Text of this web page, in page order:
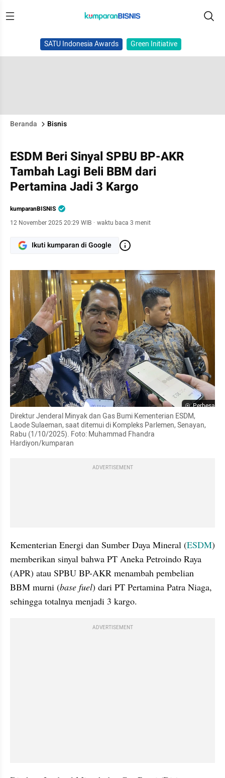
SATU Indonesia Awards Green Initiative
Beranda Bisnis
ESDM Beri Sinyal SPBU BP-AKR
Tambah Lagi Beli BBM dari
Pertamina Jadi 3 Kargo
kumparanBISNIS
12 November 2025 20:29 WIB · waktu baca 3 menit
Ikuti kumparan di Google
Perbesar
Direktur Jenderal Minyak dan Gas Bumi Kementerian ESDM,
Laode Sulaeman, saat ditemui di Kompleks Parlemen, Senayan,
Rabu (1/10/2025). Foto: Muhammad Fhandra
Hardiyon/kumparan
ADVERTISEMENT
Kementerian Energi dan Sumber Daya Mineral (ESDM)
memberikan sinyal bahwa PT Aneka Petroindo Raya
(APR) atau SPBU BP-AKR menambah pembelian
BBM murni (base fuel) dari PT Pertamina Patra Niaga,
sehingga totalnya menjadi 3 kargo.
ADVERTISEMENT